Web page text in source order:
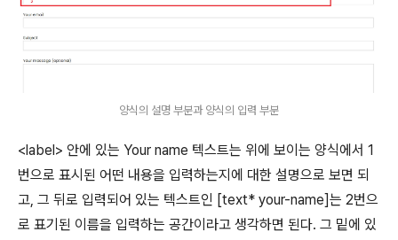
양식의 설명 부분과 양식의 입력 부분
<label> 안에 있는 Your name 텍스트는 위에 보이는 양식에서 1
번으로 표시된 어떤 내용을 입력하는지에 대한 설명으로 보면 되
고, 그 뒤로 입력되어 있는 텍스트인 [text* your-name]는 2번으
로 표기된 이름을 입력하는 공간이라고 생각하면 된다. 그 밑에 있